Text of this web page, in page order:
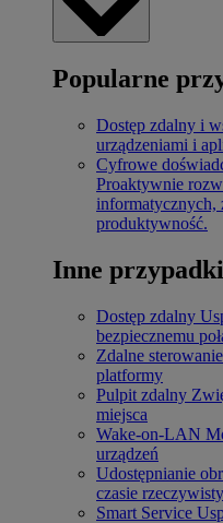
Popularne
Dostęp zdalny i
urządzeniami i
Cyfrowe
Proaktywnie
informatycznych,
produktywność.
Inne
Dostęp zdalny
bezpiecznemu
Zdalne sterowanie
platformy
Pulpit zdalny
miejsca
Wake-on-LAN
urządzeń
Udostępnianie
czasie
Smart Service